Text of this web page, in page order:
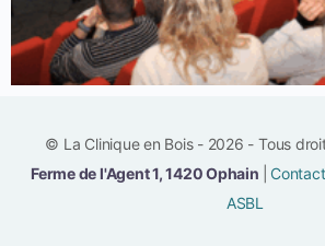
© La Clinique en Bois - 2026 - Tous
Ferme de l'Agent 1, 1420 Ophain
Contact
ASBL